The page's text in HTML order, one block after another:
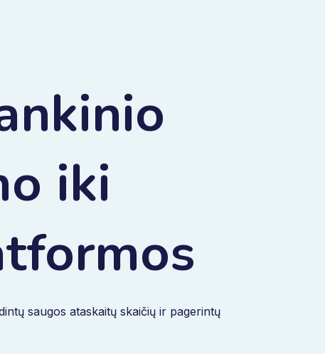
iki
saugos ataskaitų skaičių ir pagerintų